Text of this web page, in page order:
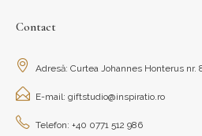
Contact
Adresă: Curtea Johannes Honterus nr.
E-mail: giftstudio@inspiratio.ro
Telefon: +40 0771 512 986